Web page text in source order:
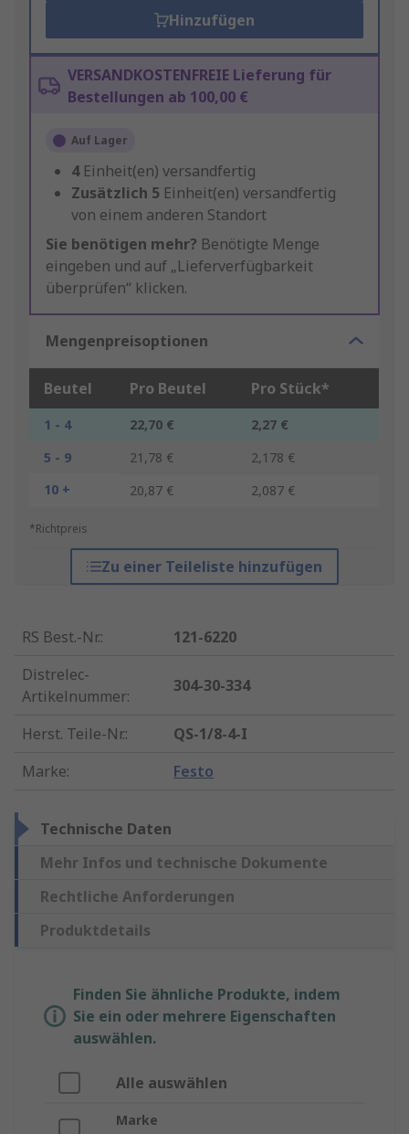
Hinzufügen
VERSANDKOSTENFREIE Lieferung für
Bestellungen ab 100,00 €
Auf Lager
4 Einheit(en) versandfertig
Zusätzlich 5 Einheit(en) versandfertig
von einem anderen Standort
Sie benötigen mehr? Benötigte Menge
eingeben und auf „Lieferverfügbarkeit
überprüfen“ klicken.
Mengenpreisoptionen
Beutel Pro Beutel Pro Stück*
1 - 4 22,70 €
2,27 €
5 - 9
21,78 €
2,178 €
10 +
20,87 € 2,087 €
*Richtpreis
Zu einer Teileliste hinzufügen
RS Best.-Nr.:
121-6220
Distrelec-
Artikelnummer:
304-30-334
Herst. Teile-Nr.:
QS-1/8-4-I
Marke: Festo
Technische Daten
Mehr Infos und technische Dokumente
Rechtliche Anforderungen
Produktdetails
Finden Sie ähnliche Produkte, indem
Sie ein oder mehrere Eigenschaften
auswählen.
Alle auswählen
Marke